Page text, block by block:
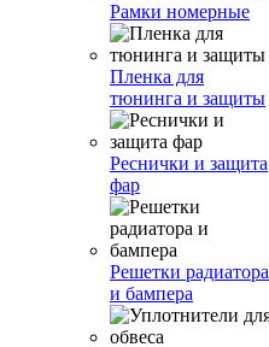
Рамки номерные
Пленка для
тюнинга и защиты
Реснички и защита
фар
Решетки радиатора
и бампера